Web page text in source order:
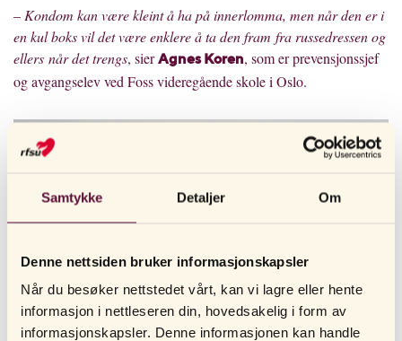
Samtykke Detaljer Om
Denne nettsiden bruker informasjonskapsler
Når du besøker nettstedet vårt, kan vi lagre eller hente
informasjon i nettleseren din, hovedsakelig i form av
informasjonskapsler. Denne informasjonen kan handle
– Kondom kan være kleint å ha på innerlomma, men når den er i
en kul boks vil det være enklere å ta den fram fra russedressen og
ellers når det trengs, sierAgnes Koren, som er prevensjonssjef
og avgangselev ved Foss videregående skole i Oslo.